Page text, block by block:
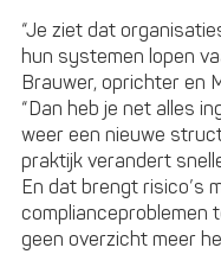
“Je ziet dat
hun systemen lopen
Brauwer, oprichter en
“Dan heb je net alles
weer een nieuwe
praktijk verandert
En dat brengt risico’s
complianceproblemen
geen overzicht meer